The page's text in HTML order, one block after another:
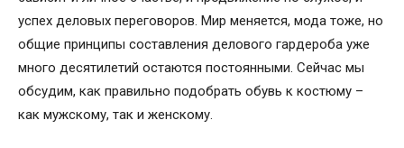
успех деловых переговоров. Мир меняется, мода тоже, но
общие принципы составления делового гардероба уже
много десятилетий остаются постоянными. Сейчас мы
обсудим, как правильно подобрать обувь к костюму –
как мужскому, так и женскому.